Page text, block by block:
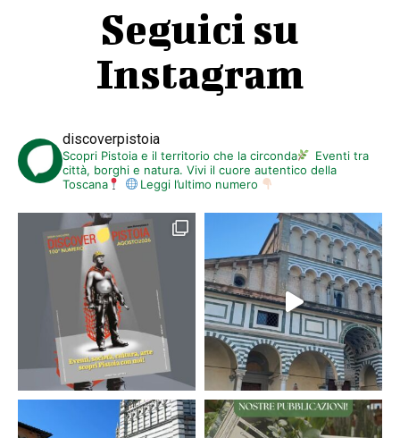
Seguici su
Instagram
discoverpistoia
Scopri Pistoia e il territorio che la circonda
Eventi tra
città, borghi e natura. Vivi il cuore autentico della
Toscana
Leggi l’ultimo numero